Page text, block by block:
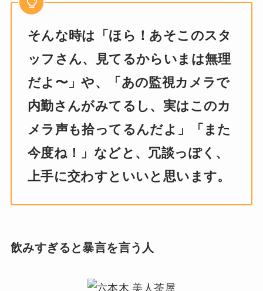
そんな時は「ほら！あそこのスタ
ッフさん、見てるからいまは無理
だよ〜」や、「あの監視カメラで
内勤さんがみてるし、実はこのカ
メラ声も拾ってるんだよ」「また
今度ね！」などと、冗談っぽく、
上手に交わすといいと思います。
飲みすぎると暴言を言う人